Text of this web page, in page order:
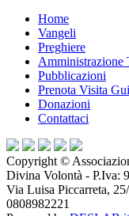
Home
Vangeli
Preghiere
Amministrazione
Pubblicazioni
Prenota Visita
Donazioni
Contattaci
Copyright ©
Divina Volontà - P.Iva:
Via Luisa Piccarreta,
0808982221